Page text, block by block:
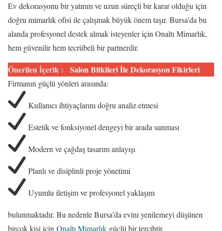
Ev dekorasyonu bir yatırım ve uzun süreçli bir karar olduğu için
doğru mimarlık ofisi ile çalışmak büyük önem taşır. Bursa’da bu
alanda profesyonel destek almak isteyenler için Onaltı Mimarlık,
hem güvenilir hem tecrübeli bir partnerdir.
Önerilen İçerik : Salon Bitkileri İle Dekorasyon Fikirleri
Firmanın güçlü yönleri arasında:
Kullanıcı ihtiyaçlarını doğru analiz etmesi
Estetik ve fonksiyonel dengeyi bir arada sunması
Modern ve çağdaş tasarım anlayışı
Planlı ve disiplinli proje yönetimi
Uyumlu iletişim ve profesyonel yaklaşım
bulunmaktadır. Bu nedenle Bursa’da evini yenilemeyi düşünen
birçok kişi için Onaltı Mimarlık güçlü bir tercihtir.